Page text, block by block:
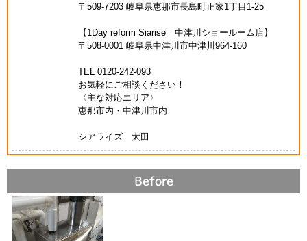
〒509-7203 岐阜県恵那市長島町正家1丁目1-25
【1Day reform Siarise 中津川ショールーム店】
〒508-0001 岐阜県中津川市中津川964-160
TEL 0120-242-093
お気軽にご相談ください！
〈主な対応エリア〉
恵那市内・中津川市内
シアライズ 太田
Before